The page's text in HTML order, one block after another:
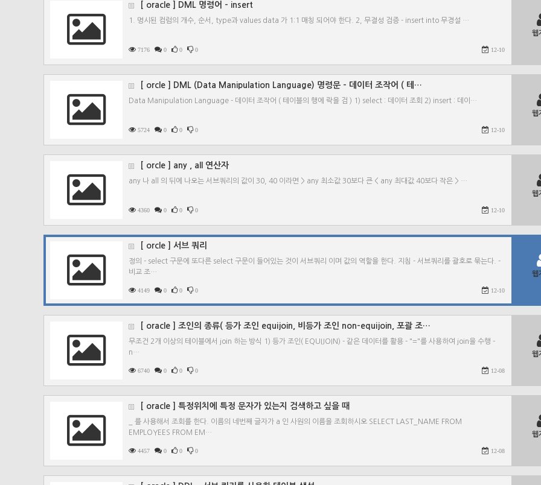
[ oracle ] DML 명령어 - insert
1. 명시된 컴럼의 개수, 순서, type과 values data 가 1:1 매칭 되어야 한다. 2, 무결성 검증 - insert into 무경설 …
7176 0 0 0 12-10
웹
[ orcle ] DML (Data Manipulation Language) 명령문 - 데이터 조작어 ( 테…
Data Manipulation Language - 데이터 조작어 ( 테이블의 행에 락을 검 ) 1) select : 데이터 조회 2) insert : 데이…
5724 0 0 0 12-10
웹
[ orcle ] any , all 연산자
any 나 all 의 뒤에 나오는 서브쿼리의 값이 30, 40 이라면 > any 최소값 30보다 큰 < any 최대값 40보다 작은 > …
4360 0 0 0 12-10
웹
[ orcle ] 서브 쿼리
정의 - select 구문에 또다른 select 구문이 들어있는 것이 서브쿼리 이며 값의 역할을 한다. 지침 - 서브쿼리를 괄호로 묶는다. -
비교 조…
4149 0 0 0 12-10
웹
[ oracle ] 조인의 종류( 등가 조인 equijoin, 비등가 조인 non-equijoin, 포괄 조…
무조건 2개 이상의 테이블에서 join 하는 방식 1) 등가 조인( EQUIJOIN) - 같은 데이터를 활용 - "="를 사용하여 join을 수행 -
n…
6740 0 0 0 12-08
웹
[ oracle ] 특정위치에 특정 문자가 있는지 검색하고 싶을 때
_ 를 사용해서 조회를 한다. 이름의 네번째 글자가 a 인 사원의 이름을 조회하시오 SELECT LAST_NAME FROM
EMPLOYEES FROM EM…
4457 0 0 0 12-08
웹